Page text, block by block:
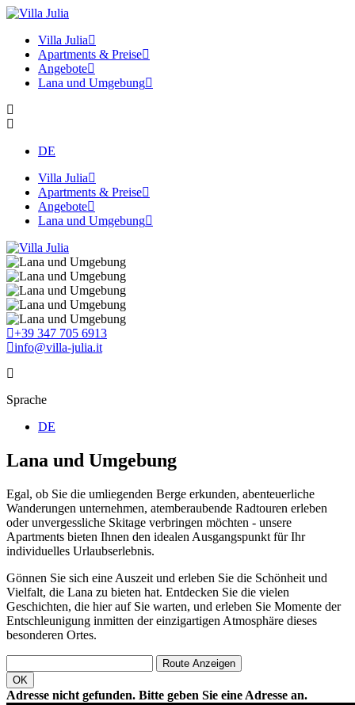
Villa Julia
Apartments & Preise
Angebote
Lana und Umgebung
DE
Villa Julia
Apartments & Preise
Angebote
Lana und Umgebung
+39 347 705 6913
info@villa-julia.it
Sprache
DE
Lana und Umgebung
Egal, ob Sie die umliegenden Berge erkunden, abenteuerliche
Wanderungen unternehmen, atemberaubende Radtouren erleben
oder unvergessliche Skitage verbringen möchten - unsere
Apartments bieten Ihnen den idealen Ausgangspunkt für Ihr
individuelles Urlaubserlebnis.
Gönnen Sie sich eine Auszeit und erleben Sie die Schönheit und
Vielfalt, die Lana zu bieten hat. Entdecken Sie die vielen
Geschichten, die hier auf Sie warten, und erleben Sie Momente der
Entschleunigung inmitten der einzigartigen Atmosphäre dieses
besonderen Ortes.
Route Anzeigen
OK
Adresse nicht gefunden. Bitte geben Sie eine Adresse an.